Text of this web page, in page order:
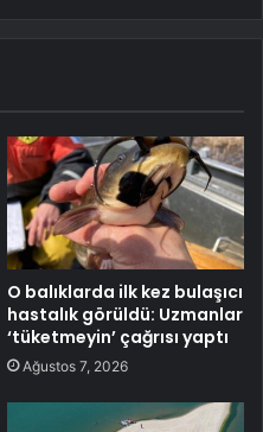
O balıklarda ilk kez bulaşıcı
hastalık görüldü: Uzmanlar
‘tüketmeyin’ çağrısı yaptı
Ağustos 7, 2026